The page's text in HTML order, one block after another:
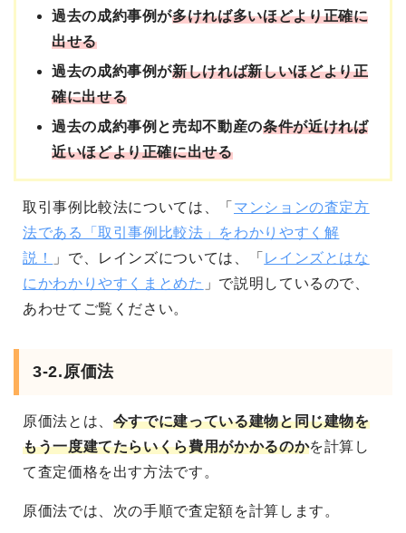
過去の成約事例が多ければ多いほどより正確に
出せる
過去の成約事例が新しければ新しいほどより正
確に出せる
過去の成約事例と売却不動産の条件が近ければ
近いほどより正確に出せる
取引事例比較法については、「 マンションの査定方
法である「取引事例比較法」をわかりやすく解
説！
」で、レインズについては、「 レインズとはな
にかわかりやすくまとめた 」で説明しているので、
あわせてご覧ください。
3-2.原価法
原価法とは、 今すでに建っている建物と同じ建物を
もう一度建てたらいくら費用がかかるのかを計算し
て査定価格を出す方法です。
原価法では、次の手順で査定額を計算します。